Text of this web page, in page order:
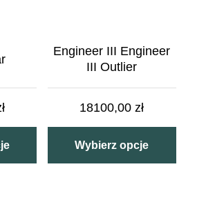
Engineer III Engineer
III Outlier
18100,00zł
Wybierz opcje